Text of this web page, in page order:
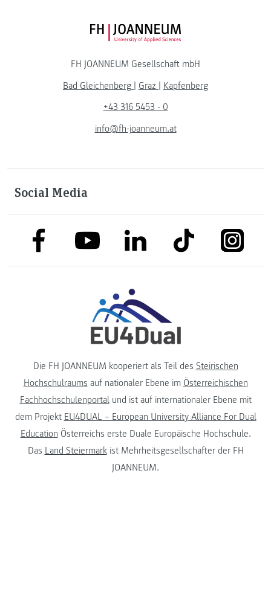
FH JOANNEUM Logo
FH JOANNEUM Gesellschaft mbH
Bad Gleichenberg | Graz | Kapfenberg
+43 316 5453 - 0
info@fh-joanneum.at
Social Media
link to facebooklink to youtubelink to linkedinlink to tiktok link to
Die FH JOANNEUM kooperiert als Teil des Steirischen
Hochschulraums auf nationaler Ebene im Österreichischen
Fachhochschulenportalund ist auf internationaler Ebene mit
dem Projekt EU4DUAL – European University Alliance For Dual
Education Österreichs erste Duale Europäische Hochschule.
Das Land Steiermarkist Mehrheitsgesellschafter der FH
JOANNEUM.